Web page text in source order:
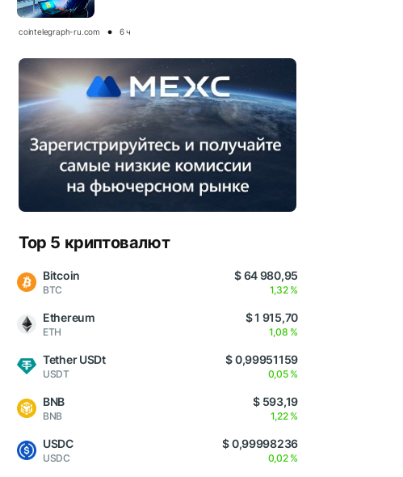
cointelegraph-ru.com 6 ч
Top 5 криптовалют
Bitcoin
BTC
$ 64 980,95
1,32 %
Ethereum
ETH
$ 1 915,70
1,08 %
Tether USDt
USDT
$ 0,99951159
0,05 %
BNB
BNB
$ 593,19
1,22 %
USDC
USDC
$ 0,99998236
0,02 %